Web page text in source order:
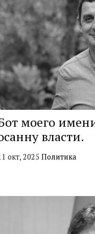
моего
власти.
окт, 2025 Политика